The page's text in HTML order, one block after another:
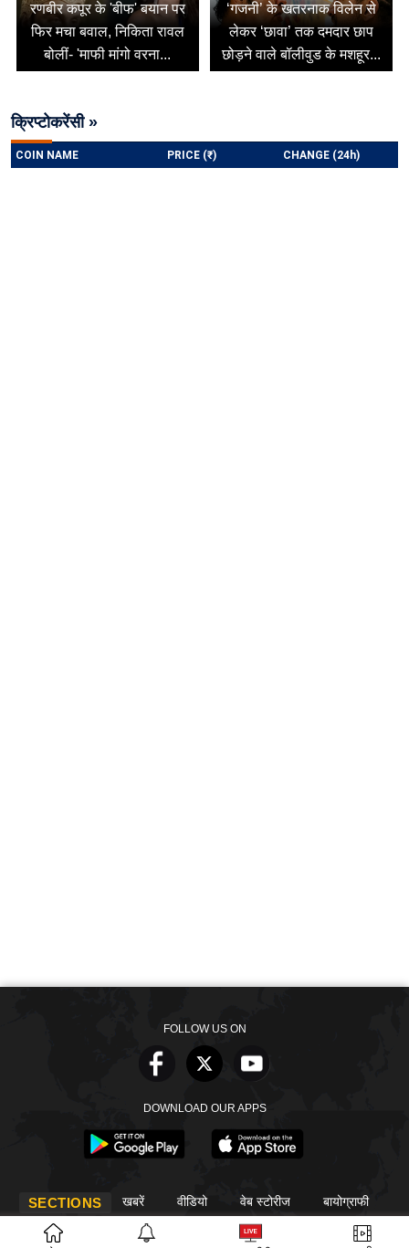
रणबीर कपूर के 'बीफ' बयान पर
फिर मचा बवाल, निकिता रावल
बोलीं- 'माफी मांगो वरना...
‘गजनी’ के खतरनाक विलेन से
लेकर ‘छावा’ तक दमदार छाप
छोड़ने वाले बॉलीवुड के मशहूर...
क्रिप्टोकरेंसी »
FOLLOW US ON
DOWNLOAD OUR APPS
SECTIONS खबरें वीडियो वेब स्टोरीज बायोग्राफी
ईपेपर गूगल समाचार